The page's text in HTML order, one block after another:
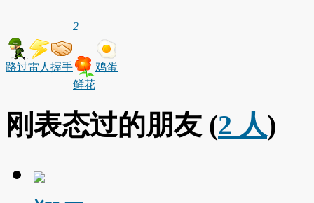
路过雷人 握手
2
鲜花
鸡蛋
刚表态过的朋友 (2 人)